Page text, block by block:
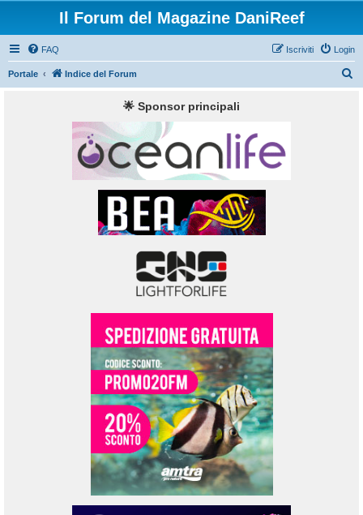
Il Forum del Magazine DaniReef
FAQ Login
Iscriviti
Portale Indice del Forum
🌟 Sponsor principali